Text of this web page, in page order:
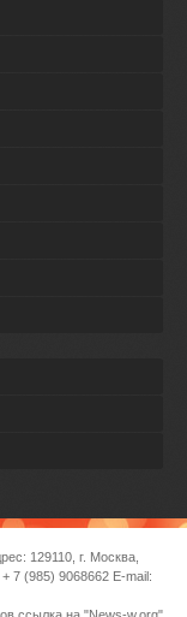
129110, г. Москва,
7 (985) 9068662 E-mail:
ссылка на "News-w.org"